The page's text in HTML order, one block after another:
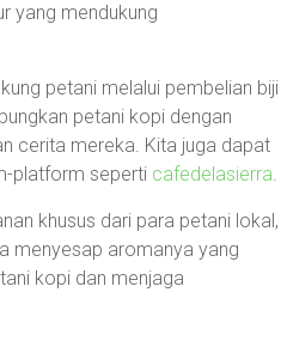
yang mendukung
petani melalui pembelian biji
petani kopi dengan
cerita mereka. Kita juga dapat
platform seperti cafedelasierra.
khusus dari para petani lokal,
menyesap aromanya yang
kopi dan menjaga